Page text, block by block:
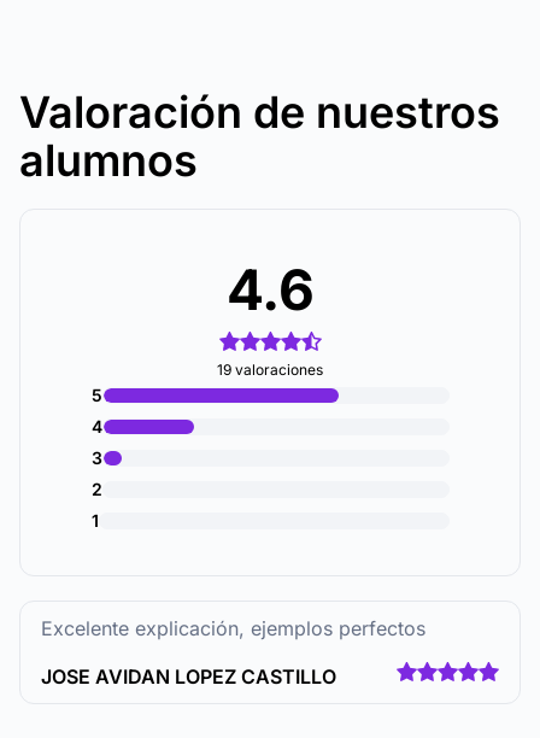
Valoración de nuestros
alumnos
4.6
19 valoraciones
5
4
3
2
1
Excelente explicación, ejemplos perfectos
JOSE AVIDAN LOPEZ CASTILLO